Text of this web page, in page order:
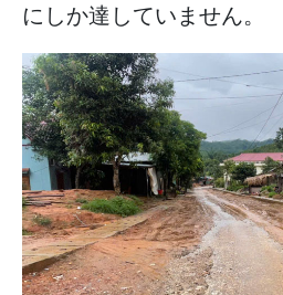
にしか達していません。